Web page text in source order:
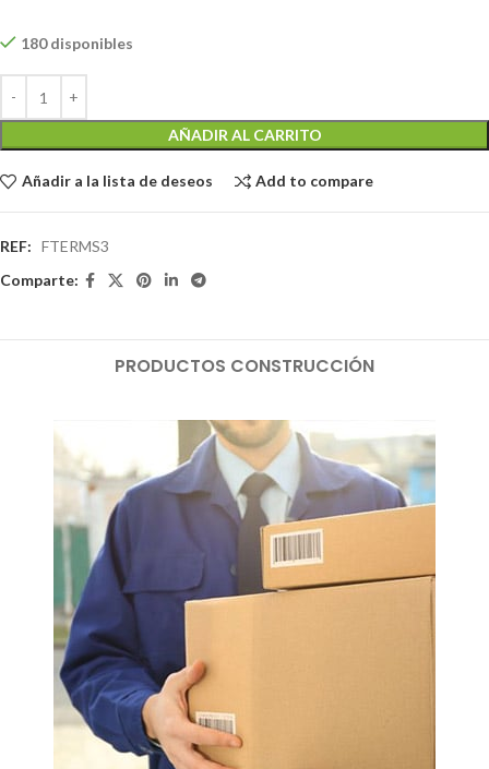
180 disponibles
AÑADIR AL CARRITO
Añadir a la lista de deseos Add to compare
REF: FTERMS3
Comparte:
PRODUCTOS CONSTRUCCIÓN